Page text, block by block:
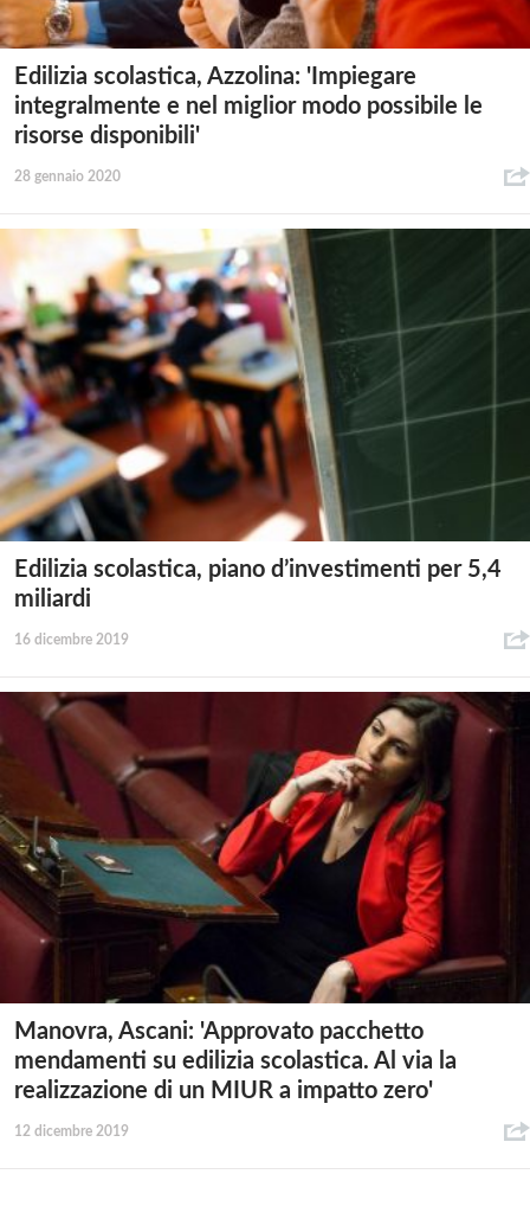
Edilizia scolastica, Azzolina: 'Impiegare
integralmente e nel miglior modo possibile le
risorse disponibili'
28 gennaio 2020
Edilizia scolastica, piano d’investimenti per 5,4
miliardi
16 dicembre 2019
Manovra, Ascani: 'Approvato pacchetto
mendamenti su edilizia scolastica. Al via la
realizzazione di un MIUR a impatto zero'
12 dicembre 2019